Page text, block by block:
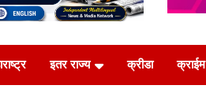
इतर राज्य क्रीडा क्राईम